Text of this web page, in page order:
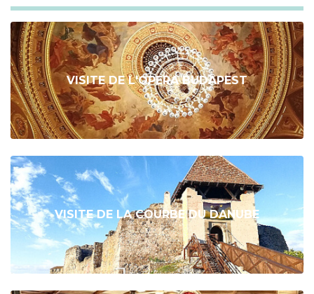
VISITE DE L'OPERA BUDAPEST
VISITE DE LA COURBE DU DANUBE